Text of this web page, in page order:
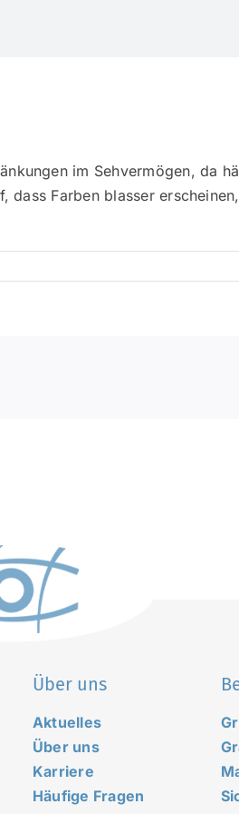
im Sehvermögen, da
Farben blasser
Über uns
Aktuelles
Über uns
Karriere
Häufige Fragen